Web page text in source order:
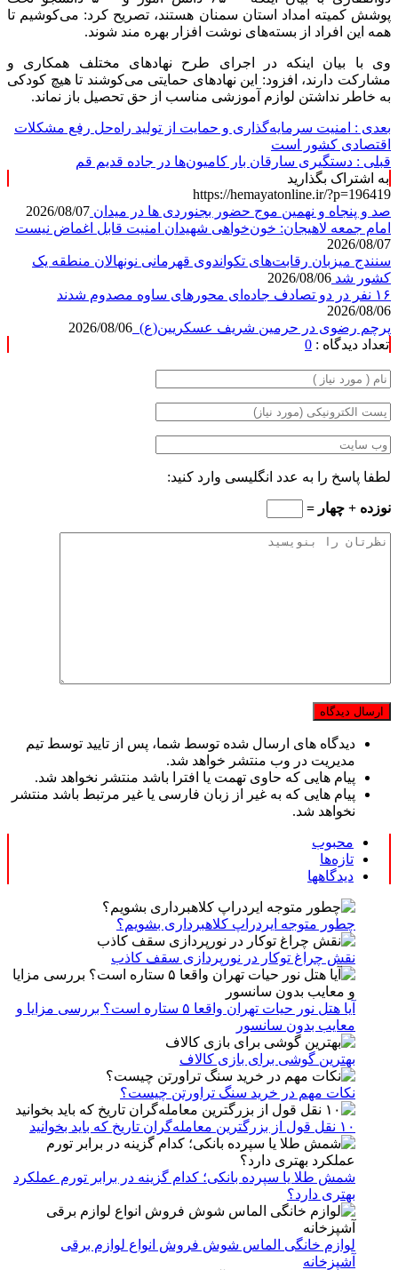
پوشش کمیته امداد استان سمنان هستند، تصریح کرد: می‌کوشیم تا
همه این افراد از بسته‌های نوشت افزار بهره مند شوند.
وی با بیان اینکه در اجرای طرح نهادهای مختلف همکاری و
مشارکت دارند، افزود: این نهادهای حمایتی می‌کوشند تا هیچ کودکی
به خاطر نداشتن لوازم آموزشی مناسب از حق تحصیل باز نماند.
بعدی : امنیت سرمایه‌گذاری و حمایت از تولید راه‌حل رفع مشکلات
اقتصادی کشور است
قبلی : دستگیری سارقان بار کامیون‌ها در جاده قدیم قم
به اشتراک بگذارید
https://hemayatonline.ir/?p=196419
صد و پنجاه و نهمین موج حضور بجنوردی ها در میدان 2026/08/07
امام جمعه لاهیجان: خون‌خواهی شهیدان امنیت قابل اغماض نیست
2026/08/07
سنندج میزبان رقابت‌های تکواندوی قهرمانی نونهالان منطقه یک
کشور شد 2026/08/06
۱۶ نفر در دو تصادف جاده‌ای محورهای ساوه مصدوم شدند
2026/08/06
پرچم رضوی در حرمین شریف عسکریین(ع) 2026/08/06
تعداد دیدگاه : 0
لطفا پاسخ را به عدد انگلیسی وارد کنید:
نوزده + چهار =
دیدگاه های ارسال شده توسط شما، پس از تایید توسط تیم
مدیریت در وب منتشر خواهد شد.
پیام هایی که حاوی تهمت یا افترا باشد منتشر نخواهد شد.
پیام هایی که به غیر از زبان فارسی یا غیر مرتبط باشد منتشر
نخواهد شد.
محبوب
تازه‌ها
دیدگاهها
چطور متوجه ایردراپ کلاهبرداری بشویم؟
نقش چراغ توکار در نورپردازی سقف کاذب
آیا هتل نور حیات تهران واقعا ۵ ستاره است؟ بررسی مزایا و
معایب بدون سانسور
بهترین گوشی برای بازی کالاف
نکات مهم در خرید سنگ تراورتن چیست؟
۱۰ نقل قول از بزرگترین معامله‌گران تاریخ که باید بخوانید
شمش طلا یا سپرده بانکی؛ کدام گزینه در برابر تورم عملکرد
بهتری دارد؟
لوازم خانگی الماس شوش فروش انواع لوازم برقی
آشپزخانه